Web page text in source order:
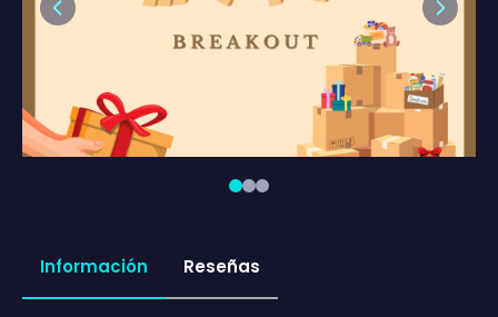
Previous Next
Información Reseñas